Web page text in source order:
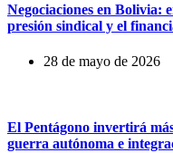
Negociaciones en Bolivia:
presión sindical y el
28 de mayo de 2026
El Pentágono invertirá
guerra autónoma e